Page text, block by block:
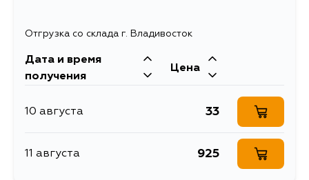
Отгрузка со склада г. Владивосток
Дата и время
получения
Цена
10 августа 33
11 августа 925